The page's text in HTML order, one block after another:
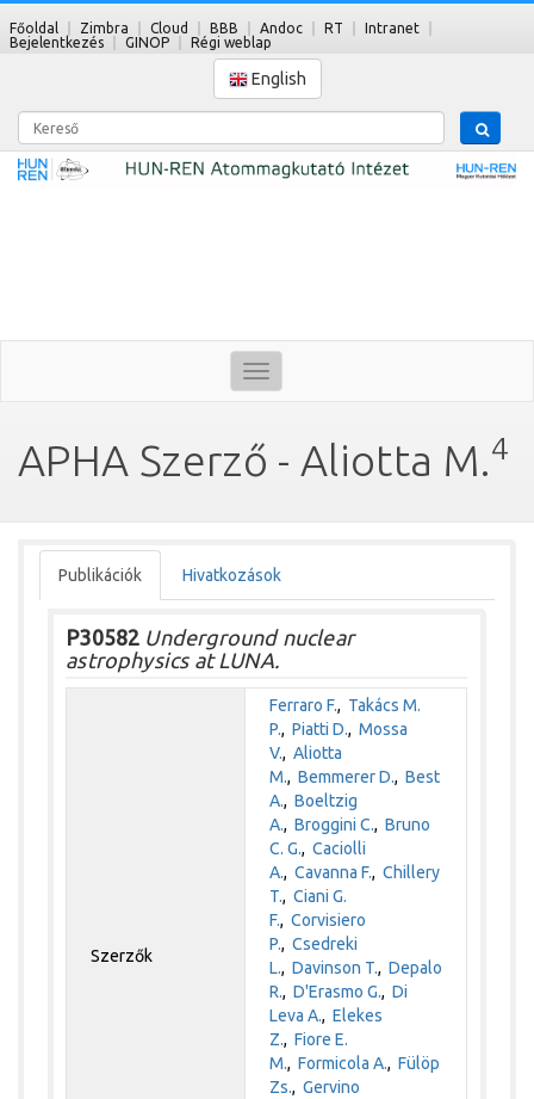
Főoldal Zimbra Cloud BBB Andoc RT
Intranet
Bejelentkezés
GINOP Régi weblap
English
Kereső
Toggle
navigation
APHA Szerző - Aliotta M.4
Publikációk Hivatkozások
P30582 Underground nuclear
astrophysics at LUNA.
Szerzők
Ferraro F., Takács M.
P.,Piatti D.,Mossa
V.,Aliotta
M.,Bemmerer D.,Best
A.,Boeltzig
A.,Broggini C.,Bruno
C. G.,Caciolli
A.,Cavanna F.,Chillery
T.,Ciani G.
F.,Corvisiero
P.,Csedreki
L.,Davinson T.,Depalo
R.,D'Erasmo G.,Di
Leva A.,Elekes
Z.,Fiore E.
M.,Formicola A.,Fülöp
Zs.,Gervino